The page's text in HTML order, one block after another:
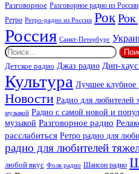
Разговорное Разговорное радио из России
Ретро Ретро-радио из России РокРок
Россия Санкт-Петербург
Найти:
Детское радио Джаз радио Дип-
Культура Лучшее клубное
Новости Радио для любителей
музыкой Радио с самой новой и
музыкой Разговорное радио
расслабиться Ретро радио для
радио для любителей
любой вкус Фолк радио Шансон радио